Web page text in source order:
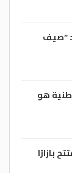
“صيف
هو
بازارًا